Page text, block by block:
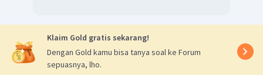
struktur di atas adalah
2-metil-3-pentanol
Jadi, nama senyawa tersebut adalah 2-metil-3-
Klaim Gold gratis sekarang!
Dengan Gold kamu bisa tanya soal ke Forum
sepuasnya, lho.